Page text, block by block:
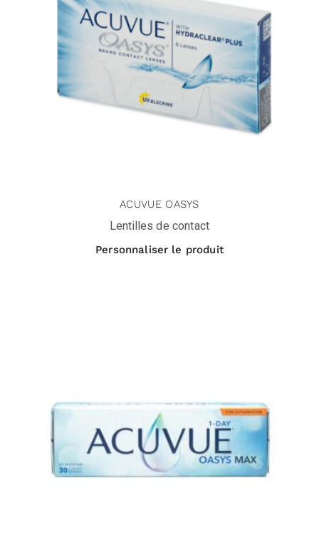
ACUVUE OASYS
Lentilles de contact
Personnaliser le produit